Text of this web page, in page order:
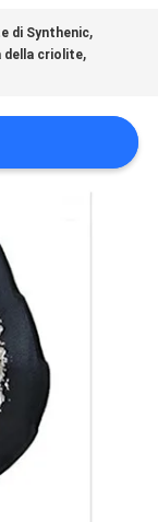
di Synthenic,
della criolite,